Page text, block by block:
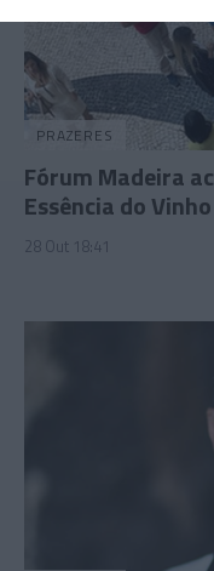
PRAZERES
Fórum Madeira
Essência do
28 Out 18:41